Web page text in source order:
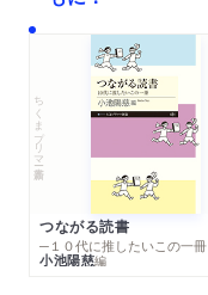
ちくまプリマー新書
つながる読書
─１０代に推したいこの一冊
小池陽慈編